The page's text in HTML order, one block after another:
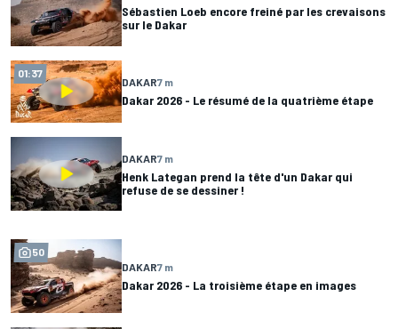
Sébastien Loeb encore freiné par les crevaisons
sur le Dakar
01:37
DAKAR7 m
Dakar 2026 - Le résumé de la quatrième étape
DAKAR7 m
Henk Lategan prend la tête d'un Dakar qui
refuse de se dessiner !
50
DAKAR7 m
Dakar 2026 - La troisième étape en images